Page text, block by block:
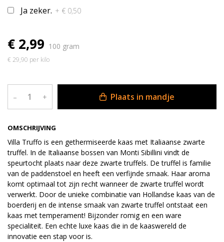
OMSCHRIJVING
Villa Truffo is een gethermiseerde kaas met Italiaanse zwarte
truffel. In de Italiaanse bossen van Monti Sibillini vindt de
speurtocht plaats naar deze zwarte truffels. De truffel is familie
van de paddenstoel en heeft een verfijnde smaak. Haar aroma
komt optimaal tot zijn recht wanneer de zwarte truffel wordt
verwerkt. Door de unieke combinatie van Hollandse kaas van de
boerderij en de intense smaak van zwarte truffel ontstaat een
kaas met temperament! Bijzonder romig en een ware
specialiteit. Een echte luxe kaas die in de kaaswereld de
innovatie een stap voor is.
Ja zeker. + € 0,50
€ 2,99 100 gram
€ 29,90 per kilo
– + Plaats in mandje